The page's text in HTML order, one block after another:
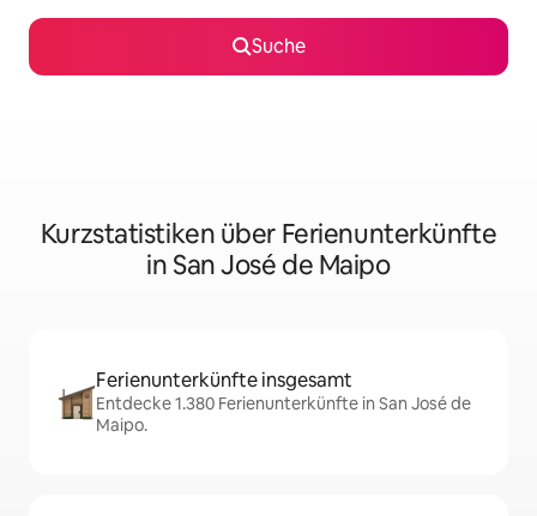
Suche
Kurzstatistiken über Ferienunterkünfte
in San José de Maipo
Ferienunterkünfte insgesamt
Entdecke 1.380 Ferienunterkünfte in San José de
Maipo.